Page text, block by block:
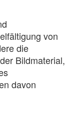
von
die
Bildmaterial,
davon